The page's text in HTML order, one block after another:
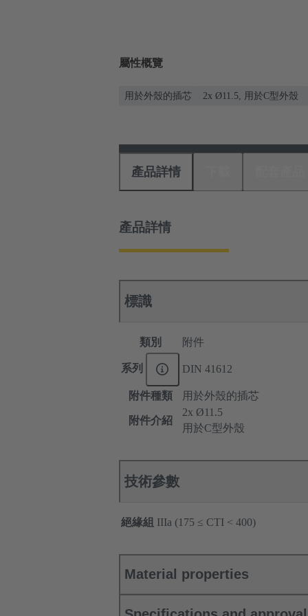
屬性概覽
用於外殼的插芯 2x Ø11.5, 用於C型外殼
產品詳情
產品詳情
標識
類別 附件
系列 DIN 41612
附件種類 用於外殼的插芯
附件介紹
2x Ø11.5
用於C型外殼
技術參數
絕緣組 IIIa (175 ≤ CTI < 400)
Material properties